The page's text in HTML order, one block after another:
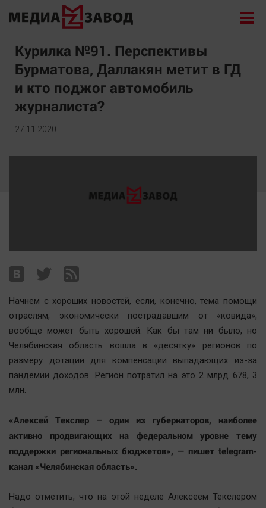
Новости
Экономика
Происшествия
Общество
Политика
Архив
Наша победа
Политика
Экономика
Происшествия
Здоровье
Мнения
Спорт
Технологии
Курилка №91. Перспективы
Бурматова, Даллакян метит в ГД
и кто поджог автомобиль
журналиста?
27.11.2020
Начнем с хороших новостей, если, конечно, тема помощи
отраслям, экономически пострадавшим от «ковида»,
вообще может быть хорошей. Как бы там ни было, но
Челябинская область вошла в «десятку» регионов по
размеру дотации для компенсации выпадающих из-за
пандемии доходов. Регион потратил на это 2 млрд 678, 3
млн.
«Алексей Текслер – один из губернаторов, наиболее
активно продвигающих на федеральном уровне тему
поддержки региональных бюджетов», — пишет telegram-
канал «Челябинская область».
Надо отметить, что на этой неделе Алексеем Текслером